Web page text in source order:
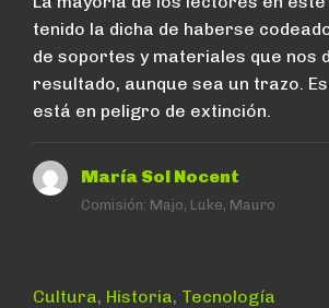
tenido la dicha de haberse
de soportes y materiales que nos
resultado, aunque sea un trazo.
está en peligro de extinción.
María Sol Nocent
Comisión: Majo, Luke, Mauro
Cultura, Historia, Tecnología